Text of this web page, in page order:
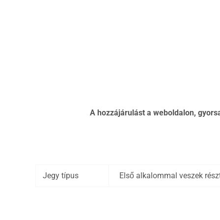
A hozzájárulást a weboldalon,
Jegy típus Első alkalommal veszek